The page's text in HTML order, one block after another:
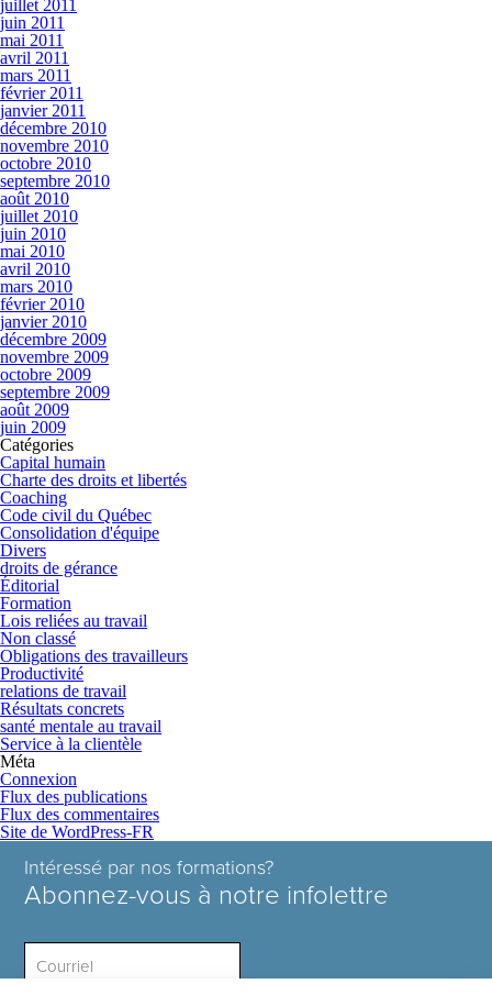
juillet 2011
juin 2011
mai 2011
avril 2011
mars 2011
février 2011
janvier 2011
décembre 2010
novembre 2010
octobre 2010
septembre 2010
août 2010
juillet 2010
juin 2010
mai 2010
avril 2010
mars 2010
février 2010
janvier 2010
décembre 2009
novembre 2009
octobre 2009
septembre 2009
août 2009
juin 2009
Catégories
Capital humain
Charte des droits et libertés
Coaching
Code civil du Québec
Consolidation d'équipe
Divers
droits de gérance
Éditorial
Formation
Lois reliées au travail
Non classé
Obligations des travailleurs
Productivité
relations de travail
Résultats concrets
santé mentale au travail
Service à la clientèle
Méta
Connexion
Flux des publications
Flux des commentaires
Site de WordPress-FR
Intéressé par nos formations?
Abonnez-vous à notre infolettre